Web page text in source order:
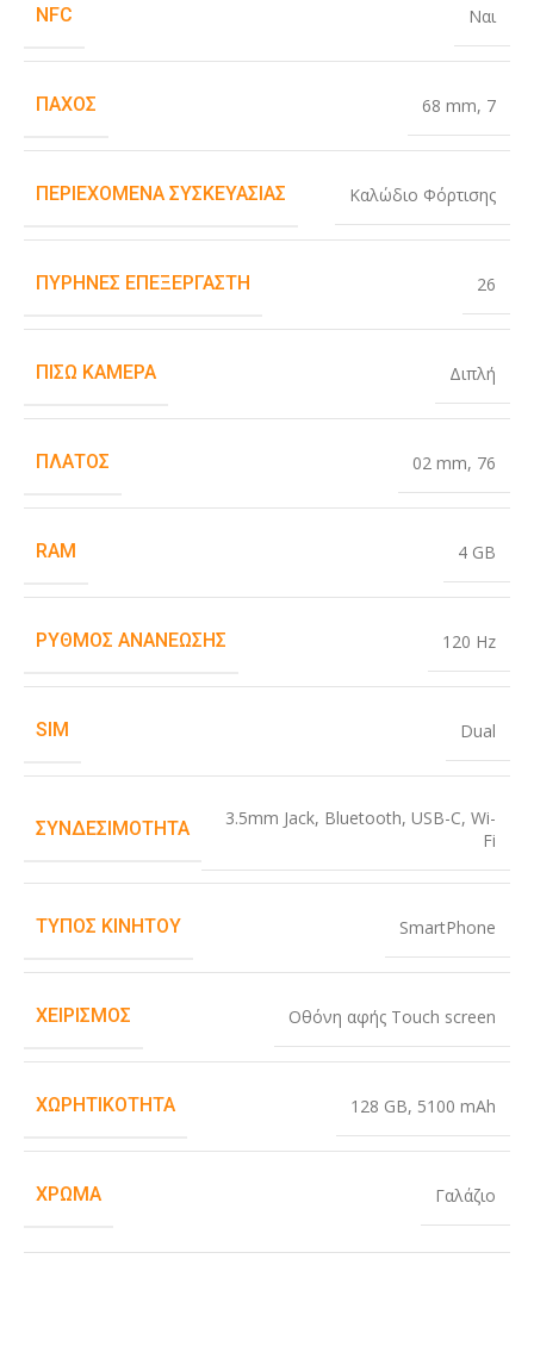
NFC Ναι
ΠΆΧΟΣ 68 mm, 7
ΠΕΡΙΕΧΌΜΕΝΑ ΣΥΣΚΕΥΑΣΊΑΣ Καλώδιο Φόρτισης
ΠΥΡΉΝΕΣ ΕΠΕΞΕΡΓΑΣΤΉ 26
ΠΊΣΩ ΚΆΜΕΡΑ Διπλή
ΠΛΆΤΟΣ 02 mm, 76
RAM 4 GB
ΡΥΘΜΌΣ ΑΝΑΝΈΩΣΗΣ 120 Hz
SIM Dual
ΣΥΝΔΕΣΙΜΌΤΗΤΑ 3.5mm Jack, Bluetooth, USB-C, Wi-
Fi
ΤΎΠΟΣ ΚΙΝΗΤΟΎ SmartPhone
ΧΕΙΡΙΣΜΌΣ Οθόνη αφής Touch screen
ΧΩΡΗΤΙΚΌΤΗΤΑ 128 GB, 5100 mAh
ΧΡΏΜΑ Γαλάζιο